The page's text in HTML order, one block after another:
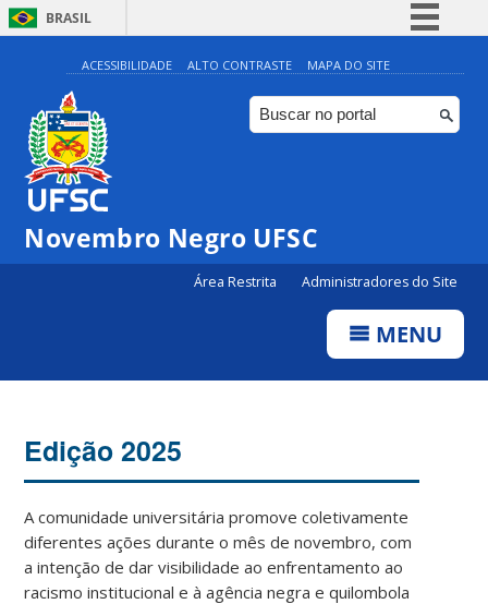
BRASIL
Simplifique!
Comunica BR
Participe
ACESSIBILIDADE ALTO CONTRASTE MAPA DO SITE
Novembro Negro UFSC
Área Restrita Administradores do Site
MENU
Edição 2025
A comunidade universitária promove coletivamente
diferentes ações durante o mês de novembro, com
a intenção de dar visibilidade ao enfrentamento ao
racismo institucional e à agência negra e quilombola